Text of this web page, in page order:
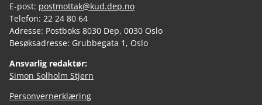
E-post: postmottak@kud.dep.no
Telefon: 22 24 80 64
Adresse: Postboks 8030 Dep, 0030 Oslo
Besøksadresse: Grubbegata 1, Oslo
Ansvarlig redaktør:
Simon Solholm Stjern
Personvernerklæring